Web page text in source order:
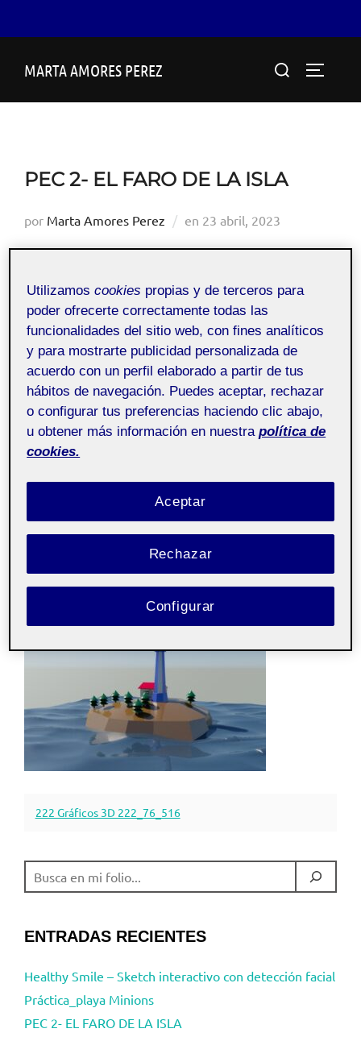
MARTA AMORES PEREZ Buscar:
PEC 2- EL FARO DE LA ISLA
por Marta Amores Perez en Publicado
23 abril, 2023
Gráficos 3D Pública
222 Gráficos 3D 222_76_516
BUSCAR
ENTRADAS RECIENTES
Healthy Smile – Sketch interactivo con detección facial
Práctica_playa Minions
PEC 2- EL FARO DE LA ISLA
Utilizamoscookies propias y de terceros para
poder ofrecerte correctamente todas las
funcionalidades del sitio web, con fines analíticos
y para mostrarte publicidad personalizada de
acuerdo con un perfil elaborado a partir de tus
hábitos de navegación. Puedes aceptar, rechazar
o configurar tus preferencias haciendo clic abajo,
u obtener más información en nuestra política de
cookies.
Rechazar
Aceptar
Configurar